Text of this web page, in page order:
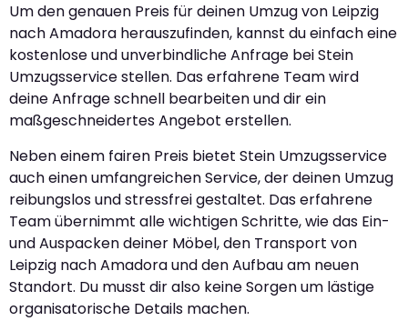
Um den genauen Preis für deinen Umzug von Leipzig
nach Amadora herauszufinden, kannst du einfach eine
kostenlose und unverbindliche Anfrage bei Stein
Umzugsservice stellen. Das erfahrene Team wird
deine Anfrage schnell bearbeiten und dir ein
maßgeschneidertes Angebot erstellen.
Neben einem fairen Preis bietet Stein Umzugsservice
auch einen umfangreichen Service, der deinen Umzug
reibungslos und stressfrei gestaltet. Das erfahrene
Team übernimmt alle wichtigen Schritte, wie das Ein-
und Auspacken deiner Möbel, den Transport von
Leipzig nach Amadora und den Aufbau am neuen
Standort. Du musst dir also keine Sorgen um lästige
organisatorische Details machen.